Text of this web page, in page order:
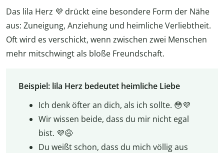
Das lila Herz 💜 drückt eine besondere Form der Nähe
aus: Zuneigung, Anziehung und heimliche Verliebtheit.
Oft wird es verschickt, wenn zwischen zwei Menschen
mehr mitschwingt als bloße Freundschaft.
Beispiel: lila Herz bedeutet heimliche Liebe
Ich denk öfter an dich, als ich sollte. 😳💜
Wir wissen beide, dass du mir nicht egal
bist. 💜😅
Du weißt schon, dass du mich völlig aus